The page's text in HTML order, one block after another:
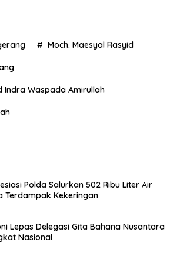
Moch. Maesyal Rasyid
Indra Waspada Amirullah
Polda Salurkan 502 Ribu Liter Air
Terdampak Kekeringan
Lepas Delegasi Gita Bahana Nusantara
Nasional